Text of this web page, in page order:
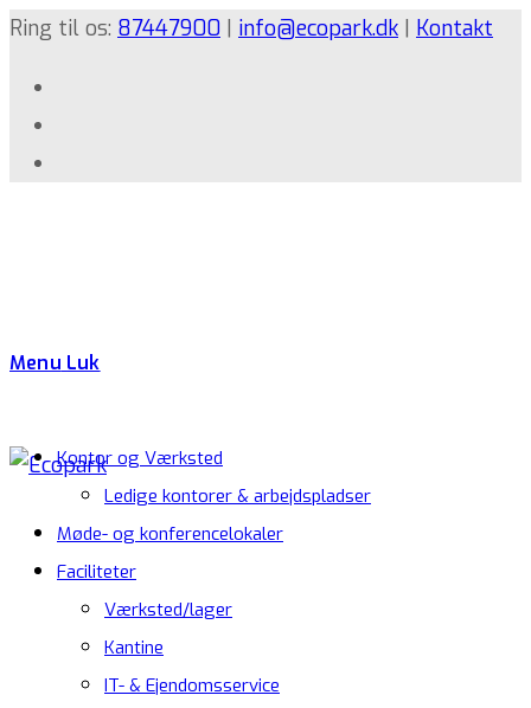
Ring til os: 87447900 | info@ecopark.dk | Kontakt
Menu Luk
Kontor og Værksted
Ledige kontorer & arbejdspladser
Møde- og konferencelokaler
Faciliteter
Værksted/lager
Kantine
IT- & Ejendomsservice